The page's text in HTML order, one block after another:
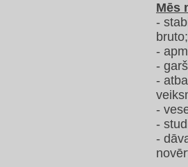
Mēs
-
bruto;
-
-
-
-
-
-